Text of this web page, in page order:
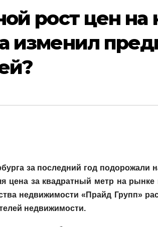
рост цен на
изменил
за последний год подорожали
цена за квадратный метр на
недвижимости «Прайд Групп»
недвижимости.